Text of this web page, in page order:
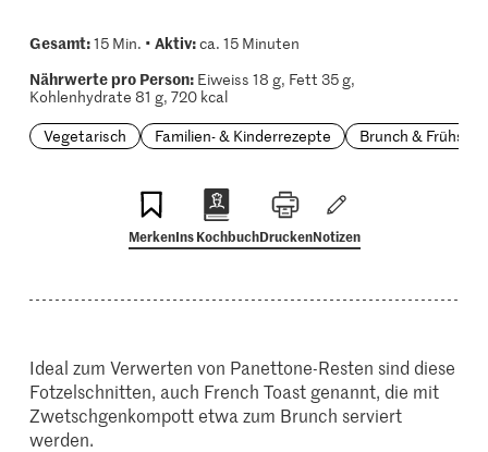
Gesamt:15 Min. • Aktiv:ca. 15 Minuten
Nährwerte pro Person:Eiweiss 18 g, Fett 35 g,
Kohlenhydrate 81 g, 720 kcal
Vegetarisch
Familien- & Kinderrezepte Brunch &
MerkenIns KochbuchDruckenNotizen
Ideal zum Verwerten von Panettone-Resten sind diese
Fotzelschnitten, auch French Toast genannt, die mit
Zwetschgenkompott etwa zum Brunch serviert
werden.